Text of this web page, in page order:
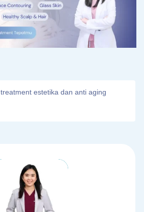
treatment estetika dan anti aging